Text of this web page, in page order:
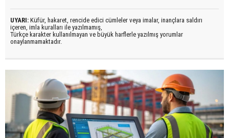
UYARI: Küfür, hakaret, rencide edici cümleler veya imalar, inançlara saldırı
içeren, imla kuralları ile yazılmamış,
Türkçe karakter kullanılmayan ve büyük harflerle yazılmış yorumlar
onaylanmamaktadır.